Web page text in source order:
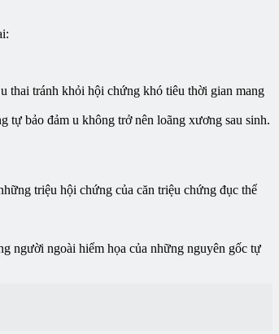
thai tránh khỏi hội chứng khó tiêu thời gian mang
tự bảo đảm u không trở nên loãng xương sau sinh.
triệu hội chứng của căn triệu chứng đục thể
người ngoài hiểm họa của những nguyên gốc tự